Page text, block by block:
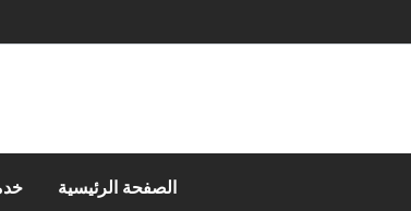
إلى
الصفحة الرئيسية